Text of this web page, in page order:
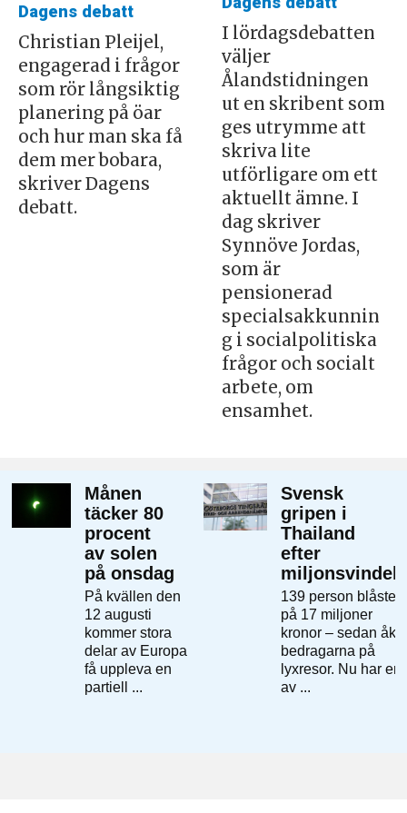
Dagens debatt
Christian Pleijel,
engagerad i frågor
som rör långsiktig
planering på öar
och hur man ska få
dem mer bobara,
skriver Dagens
debatt.
I lördagsdebatten
väljer
Ålandstidningen
ut en skribent som
ges utrymme att
skriva lite
utförligare om ett
aktuellt ämne. I
dag skriver
Synnöve Jordas,
som är
pensionerad
specialsakkunnin
g i socialpolitiska
frågor och socialt
arbete, om
ensamhet.